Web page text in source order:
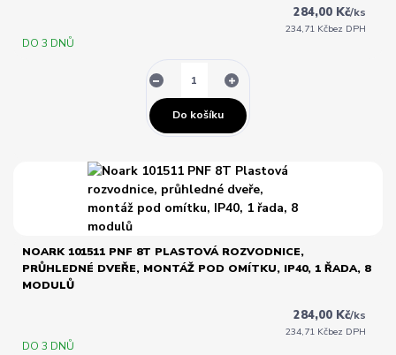
284,00 Kč/ks
234,71 Kčbez DPH
DO 3 DNŮ
Do košíku
NOARK 101511 PNF 8T PLASTOVÁ ROZVODNICE,
PRŮHLEDNÉ DVEŘE, MONTÁŽ POD OMÍTKU, IP40, 1 ŘADA, 8
MODULŮ
284,00 Kč/ks
234,71 Kčbez DPH
DO 3 DNŮ